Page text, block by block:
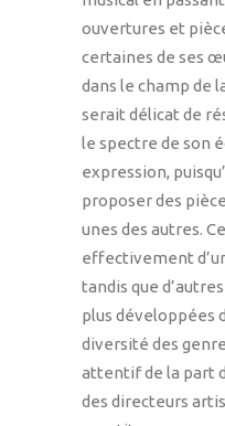
ouvertures et
certaines de ses
dans le champ de
serait délicat de
le spectre de son
expression,
proposer des
unes des autres.
effectivement
tandis que
plus développées
diversité des
attentif de la part
des directeurs